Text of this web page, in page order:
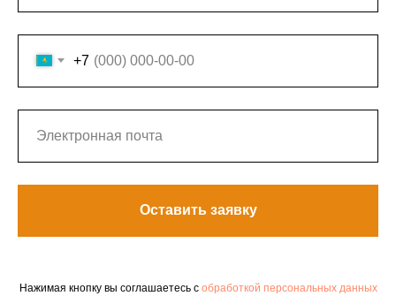
+7
Оставить заявку
Нажимая кнопку вы соглашаетесь с обработкой персональных данных